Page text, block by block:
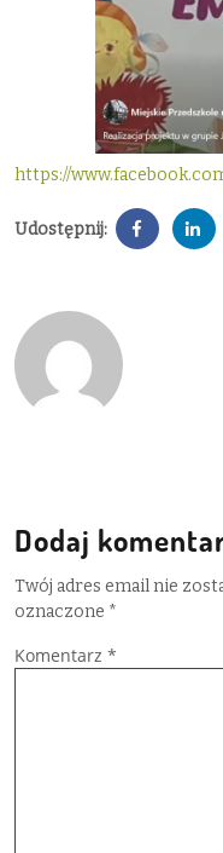
https://
Udostępnij:
Dodaj
Twój adres email nie
oznaczone *
Komentarz *